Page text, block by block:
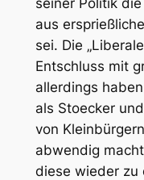
aus
sei. Die
Entschluss mit
allerdings
als Stoecker
von
abwendig
diese wieder zu